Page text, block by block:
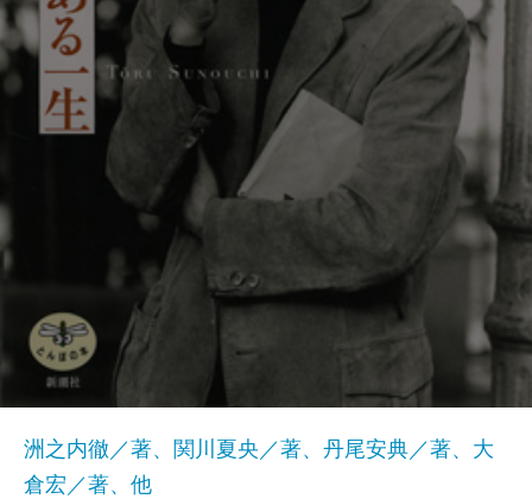
洲之内徹／著、関川夏央／著、丹尾安典／著、大
倉宏／著、他